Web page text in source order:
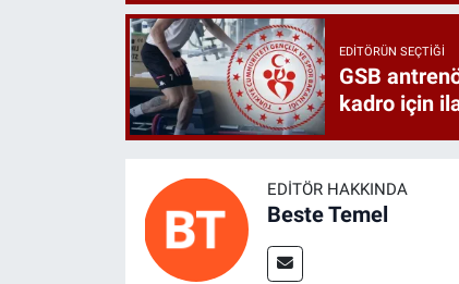
EDITÖRÜN SEÇTIĞI
GSB
kadro için
EDITÖR HAKKINDA
Beste Temel